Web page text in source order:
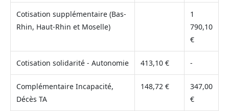
Cotisation supplémentaire (Bas-
Rhin, Haut-Rhin et Moselle)
1
790,10
€
Cotisation solidarité - Autonomie 413,10 € -
Complémentaire Incapacité,
Décès TA
148,72 €
347,00
€